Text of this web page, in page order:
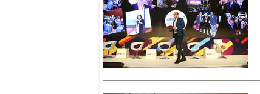
La doble moral de Israel
Por Gideon Levy
El caos que buscaba la